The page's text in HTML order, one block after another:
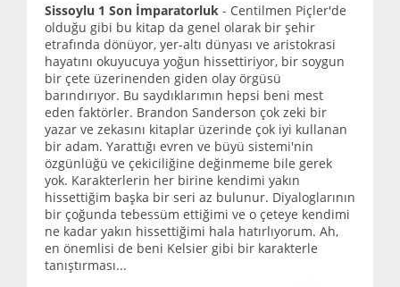
Sissoylu 1 Son İmparatorluk - Centilmen Piçler'de
olduğu gibi bu kitap da genel olarak bir şehir
etrafında dönüyor, yer-altı dünyası ve aristokrasi
hayatını okuyucuya yoğun hissettiriyor, bir soygun
bir çete üzerinenden giden olay örgüsü
barındırıyor. Bu saydıklarımın hepsi beni mest
eden faktörler. Brandon Sanderson çok zeki bir
yazar ve zekasını kitaplar üzerinde çok iyi kullanan
bir adam. Yarattığı evren ve büyü sistemi'nin
özgünlüğü ve çekiciliğine değinmeme bile gerek
yok. Karakterlerin her birine kendimi yakın
hissettiğim başka bir seri az bulunur. Diyaloglarının
bir çoğunda tebessüm ettiğimi ve o çeteye kendimi
ne kadar yakın hissettiğimi hala hatırlıyorum. Ah,
en önemlisi de beni Kelsier gibi bir karakterle
tanıştırması...